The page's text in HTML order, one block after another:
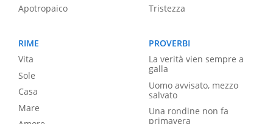
Apotropaico
Tristezza
RIME
Vita
Sole
Casa
Mare
PROVERBI
La verità vien sempre a
galla
Uomo avvisato, mezzo
salvato
Una rondine non fa
primavera